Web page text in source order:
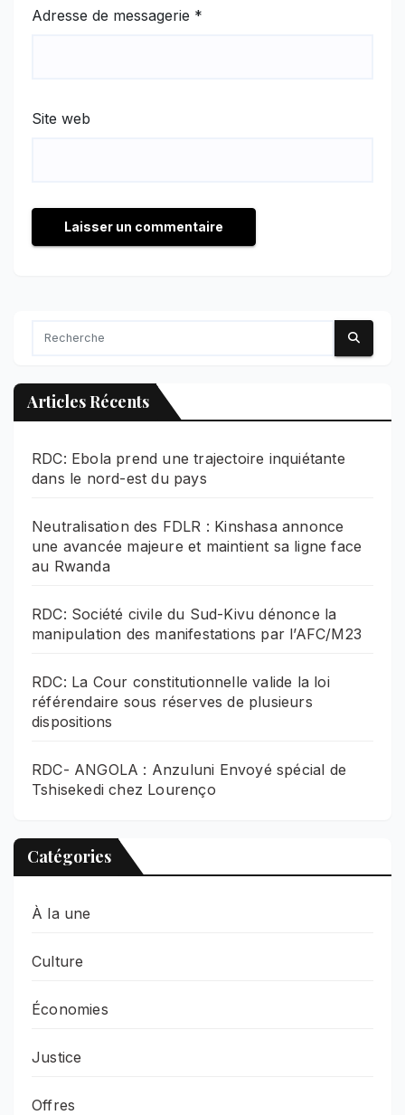
Adresse de messagerie *
Site web
Articles Récents
RDC: Ebola prend une trajectoire inquiétante
dans le nord-est du pays
Neutralisation des FDLR : Kinshasa annonce
une avancée majeure et maintient sa ligne face
au Rwanda
RDC: Société civile du Sud-Kivu dénonce la
manipulation des manifestations par l’AFC/M23
RDC: La Cour constitutionnelle valide la loi
référendaire sous réserves de plusieurs
dispositions
RDC- ANGOLA : Anzuluni Envoyé spécial de
Tshisekedi chez Lourenço
Catégories
À la une
Culture
Économies
Justice
Offres